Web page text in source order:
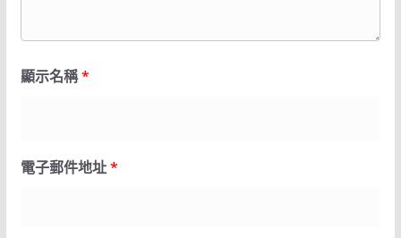
顯示名稱*
電子郵件地址*